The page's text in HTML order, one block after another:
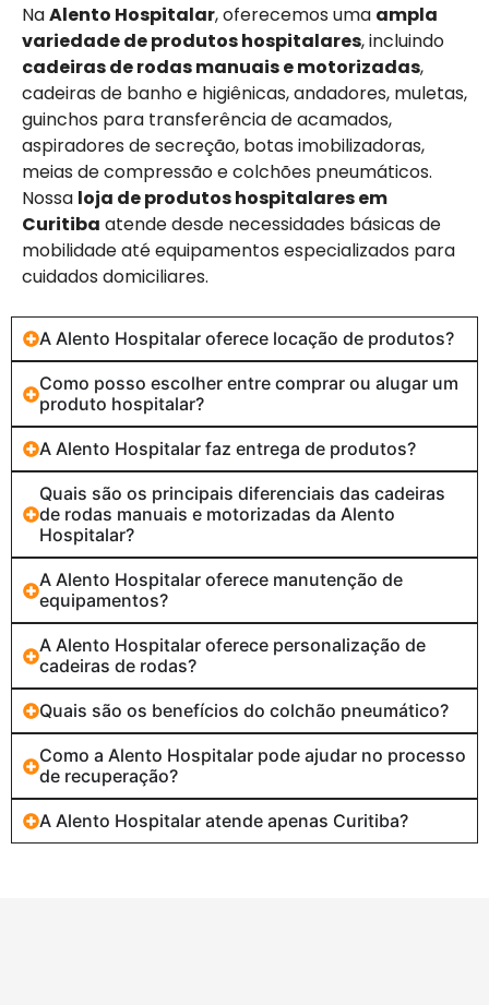
NaAlento Hospitalar, oferecemos uma ampla
variedade de produtos hospitalares, incluindo
cadeiras de rodas manuais e motorizadas,
cadeiras de banho e higiênicas, andadores, muletas,
guinchos para transferência de acamados,
aspiradores de secreção, botas imobilizadoras,
meias de compressão e colchões pneumáticos.
Nossa loja de produtos hospitalares em
Curitiba atende desde necessidades básicas de
mobilidade até equipamentos especializados para
cuidados domiciliares.
A Alento Hospitalar oferece locação de produtos?
Como posso escolher entre comprar ou alugar um
produto hospitalar?
A Alento Hospitalar faz entrega de produtos?
Quais são os principais diferenciais das cadeiras
de rodas manuais e motorizadas da Alento
Hospitalar?
A Alento Hospitalar oferece manutenção de
equipamentos?
A Alento Hospitalar oferece personalização de
cadeiras de rodas?
Quais são os benefícios do colchão pneumático?
Como a Alento Hospitalar pode ajudar no processo
de recuperação?
A Alento Hospitalar atende apenas Curitiba?